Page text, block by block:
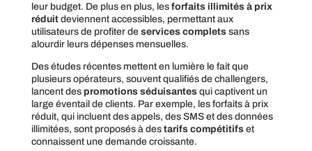
leur budget. De plus en plus, les forfaits illimités à prix
réduitdeviennent accessibles, permettant aux
utilisateurs de profiter de services completssans
alourdir leurs dépenses mensuelles.
Des études récentes mettent en lumière le fait que
plusieurs opérateurs, souvent qualifiés de challengers,
lancent des promotions séduisantesqui captivent un
large éventail de clients. Par exemple, les forfaits à prix
réduit, qui incluent des appels, des SMS et des données
illimitées, sont proposés à des tarifs compétitifset
connaissent une demande croissante.